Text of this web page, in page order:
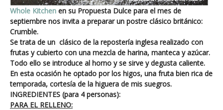
Whole Kitchen en su Propuesta Dulce para el mes de
septiembre nos invita a preparar un postre clásico británico:
Crumble.
Se trata de un clásico de la repostería inglesa realizado con
frutas y cubierto con una mezcla de harina, manteca y azúcar.
Todo ello se introduce al horno y se sirve y degusta caliente.
En esta ocasión he optado por los higos, una fruta bien rica de
temporada, cortesía de la higuera de mis suegros.
INGREDIENTES (para 4 personas):
PARA EL RELLENO: